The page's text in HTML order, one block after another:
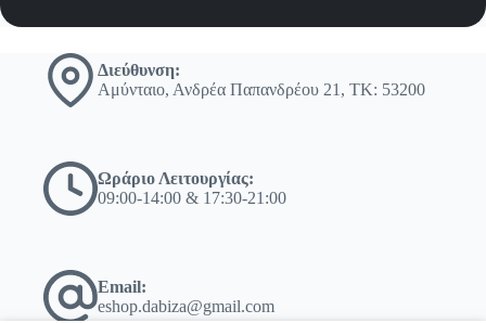
Διεύθυνση:
Αμύνταιο, Ανδρέα Παπανδρέου 21, ΤΚ: 53200
Ωράριο Λειτουργίας:
09:00-14:00 & 17:30-21:00
Email:
eshop.dabiza@gmail.com